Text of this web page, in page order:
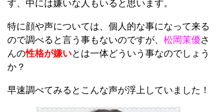
す、中には嫌いな人もいると思います。
特に顔や声については、個人的な事になって来る
ので調べると言う事もないのですが、 松岡茉優さ
んの性格が嫌いとは一体どういう事なのでしょう
か？
早速調べてみるとこんな声が浮上していました！